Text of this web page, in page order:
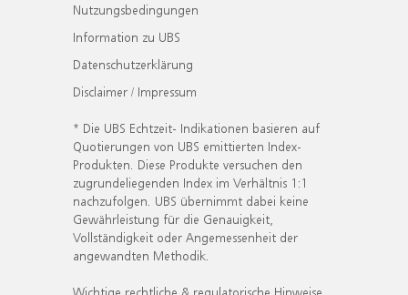
Nutzungsbedingungen
Information zu UBS
Datenschutzerklärung
Disclaimer / Impressum
* Die UBS Echtzeit- Indikationen basieren auf
Quotierungen von UBS emittierten Index-
Produkten. Diese Produkte versuchen den
zugrundeliegenden Index im Verhältnis 1:1
nachzufolgen. UBS übernimmt dabei keine
Gewährleistung für die Genauigkeit,
Vollständigkeit oder Angemessenheit der
angewandten Methodik.